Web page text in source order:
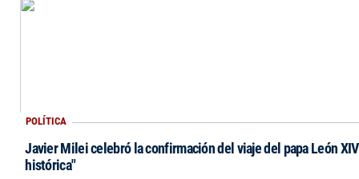
POLÍTICA
Javier Milei celebró la confirmación del viaje del papa León
histórica"